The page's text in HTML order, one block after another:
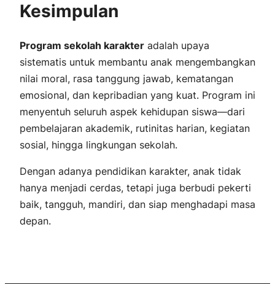
Kesimpulan
Program sekolah karakter adalah upaya
sistematis untuk membantu anak mengembangkan
nilai moral, rasa tanggung jawab, kematangan
emosional, dan kepribadian yang kuat. Program ini
menyentuh seluruh aspek kehidupan siswa—dari
pembelajaran akademik, rutinitas harian, kegiatan
sosial, hingga lingkungan sekolah.
Dengan adanya pendidikan karakter, anak tidak
hanya menjadi cerdas, tetapi juga berbudi pekerti
baik, tangguh, mandiri, dan siap menghadapi masa
depan.